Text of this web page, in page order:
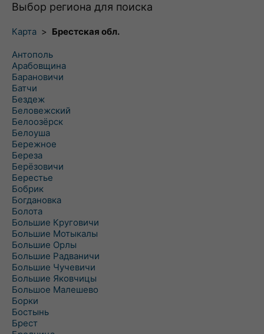
Выбор региона для поиска
Карта > Брестская обл.
Антополь
Арабовщина
Барановичи
Батчи
Бездеж
Беловежский
Белоозёрск
Белоуша
Бережное
Береза
Берёзовичи
Берестье
Бобрик
Богдановка
Болота
Большие Круговичи
Большие Мотыкалы
Большие Орлы
Большие Радваничи
Большие Чучевичи
Большие Яковчицы
Большое Малешево
Борки
Бостынь
Брест